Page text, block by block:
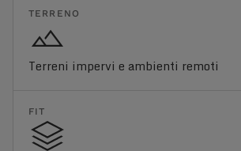
TERRENO
Terreni impervi e ambienti remoti
FIT